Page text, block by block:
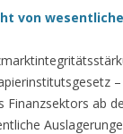
von
–
Finanzsektors ab